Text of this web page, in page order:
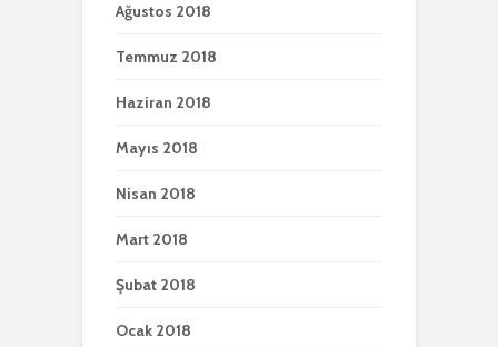
Ağustos 2018
Temmuz 2018
Haziran 2018
Mayıs 2018
Nisan 2018
Mart 2018
Şubat 2018
Ocak 2018